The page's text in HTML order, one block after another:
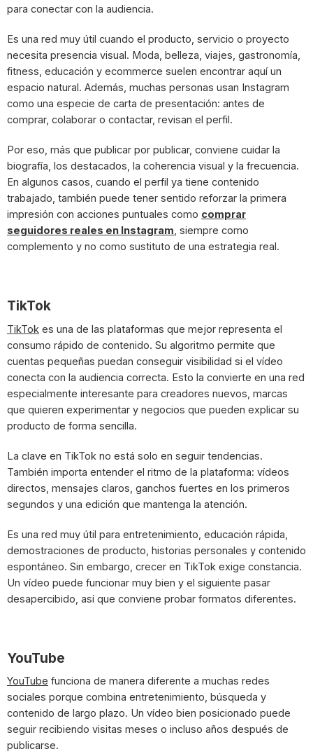
para conectar con la audiencia.
Es una red muy útil cuando el producto, servicio o proyecto
necesita presencia visual. Moda, belleza, viajes, gastronomía,
fitness, educación y ecommerce suelen encontrar aquí un
espacio natural. Además, muchas personas usan Instagram
como una especie de carta de presentación: antes de
comprar, colaborar o contactar, revisan el perfil.
Por eso, más que publicar por publicar, conviene cuidar la
biografía, los destacados, la coherencia visual y la frecuencia.
En algunos casos, cuando el perfil ya tiene contenido
trabajado, también puede tener sentido reforzar la primera
impresión con acciones puntuales como comprar
seguidores reales en Instagram , siempre como
complemento y no como sustituto de una estrategia real.
TikTok
TikTok es una de las plataformas que mejor representa el
consumo rápido de contenido. Su algoritmo permite que
cuentas pequeñas puedan conseguir visibilidad si el vídeo
conecta con la audiencia correcta. Esto la convierte en una red
especialmente interesante para creadores nuevos, marcas
que quieren experimentar y negocios que pueden explicar su
producto de forma sencilla.
La clave en TikTok no está solo en seguir tendencias.
También importa entender el ritmo de la plataforma: vídeos
directos, mensajes claros, ganchos fuertes en los primeros
segundos y una edición que mantenga la atención.
Es una red muy útil para entretenimiento, educación rápida,
demostraciones de producto, historias personales y contenido
espontáneo. Sin embargo, crecer en TikTok exige constancia.
Un vídeo puede funcionar muy bien y el siguiente pasar
desapercibido, así que conviene probar formatos diferentes.
YouTube
YouTube funciona de manera diferente a muchas redes
sociales porque combina entretenimiento, búsqueda y
contenido de largo plazo. Un vídeo bien posicionado puede
seguir recibiendo visitas meses o incluso años después de
publicarse.